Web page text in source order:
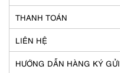
THANH TOÁN
LIÊN HỆ
HƯỚNG DẪN HÀNG KÝ GỬI